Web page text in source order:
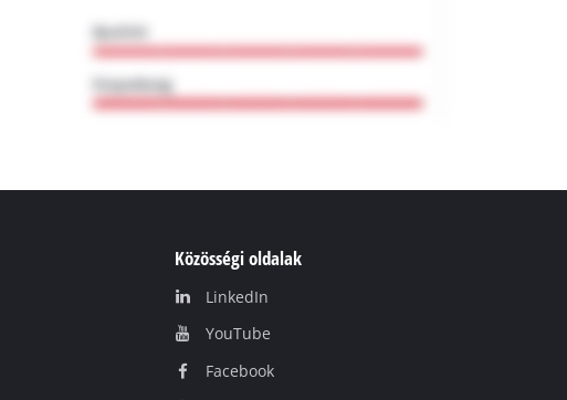
Közösségi oldalak
LinkedIn
YouТube
Facebook